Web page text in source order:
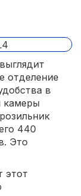
отделение
в
камеры
440
Это
этот